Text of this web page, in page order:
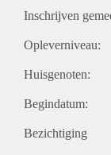
Inschrijven
Opleverniveau:
Huisgenoten:
Begindatum:
Bezichtiging